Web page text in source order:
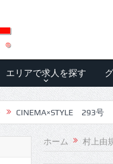
エリアで求人を探す
CINEMA×STYLE 293号
CINEMA×STYLE 292号
CINEMA×STYLE 291号
ホーム 村上由